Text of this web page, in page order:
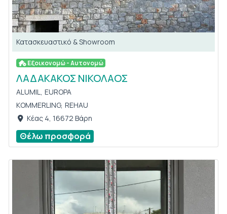
Κατασκευαστικό & Showroom
Εξοικονομώ - Αυτονομώ
ΛΑΔΑΚΑΚΟΣ ΝΙΚΟΛΑΟΣ
ALUMIL, EUROPA
KOMMERLING, REHAU
Κέας 4, 16672 Βάρη
Θέλω προσφορά